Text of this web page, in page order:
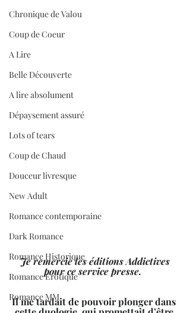
Chronique de Valou
Coup de Coeur
A Lire
Belle Découverte
A lire absolument
Dépaysement assuré
Lots of tears
Coup de Chaud
Douceur livresque
New Adult
Romance contemporaine
Dark Romance
Romance Historique
Romance Erotique
Romance MM
Je remercie les éditions Addictives
pour ce service presse.
Il me tardait de pouvoir plonger dans